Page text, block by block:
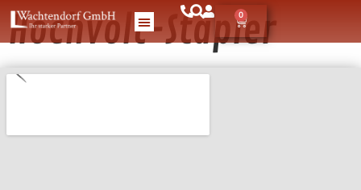
0
Hochvolt-Stapler